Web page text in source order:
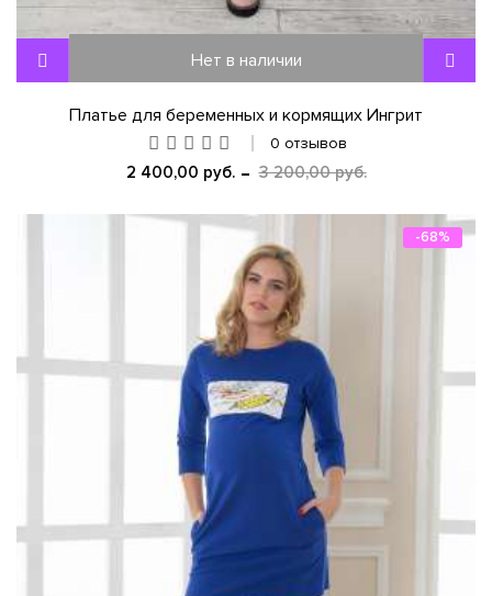
Нет в наличии
Платье для беременных и кормящих Ингрит
0 отзывов
2 400,00 руб. 3 200,00 руб.
-68%